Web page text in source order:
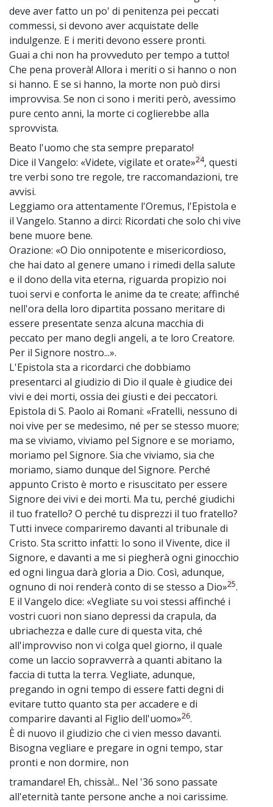
deve aver fatto un po' di penitenza pei peccati
commessi, si devono aver acquistate delle
indulgenze. E i meriti devono essere pronti.
Guai a chi non ha provveduto per tempo a tutto!
Che pena proverà! Allora i meriti o si hanno o non
si hanno. E se si hanno, la morte non può dirsi
improvvisa. Se non ci sono i meriti però, avessimo
pure cento anni, la morte ci coglierebbe alla
sprovvista.
Beato l'uomo che sta sempre preparato!
Dice il Vangelo: «Videte, vigilate et orate»24, questi
tre verbi sono tre regole, tre raccomandazioni, tre
avvisi.
Leggiamo ora attentamente l'Oremus, l'Epistola e
il Vangelo. Stanno a dirci: Ricordati che solo chi vive
bene muore bene.
Orazione: «O Dio onnipotente e misericordioso,
che hai dato al genere umano i rimedi della salute
e il dono della vita eterna, riguarda propizio noi
tuoi servi e conforta le anime da te create; affinché
nell'ora della loro dipartita possano meritare di
essere presentate senza alcuna macchia di
peccato per mano degli angeli, a te loro Creatore.
Per il Signore nostro...».
L'Epistola sta a ricordarci che dobbiamo
presentarci al giudizio di Dio il quale è giudice dei
vivi e dei morti, ossia dei giusti e dei peccatori.
Epistola di S. Paolo ai Romani: «Fratelli, nessuno di
noi vive per se medesimo, né per se stesso muore;
ma se viviamo, viviamo pel Signore e se moriamo,
moriamo pel Signore. Sia che viviamo, sia che
moriamo, siamo dunque del Signore. Perché
appunto Cristo è morto e risuscitato per essere
Signore dei vivi e dei morti. Ma tu, perché giudichi
il tuo fratello? O perché tu disprezzi il tuo fratello?
Tutti invece compariremo davanti al tribunale di
Cristo. Sta scritto infatti: Io sono il Vivente, dice il
Signore, e davanti a me si piegherà ogni ginocchio
ed ogni lingua darà gloria a Dio. Così, adunque,
ognuno di noi renderà conto di se stesso a Dio»25.
E il Vangelo dice: «Vegliate su voi stessi affinché i
vostri cuori non siano depressi da crapula, da
ubriachezza e dalle cure di questa vita, ché
all'improvviso non vi colga quel giorno, il quale
come un laccio sopravverrà a quanti abitano la
faccia di tutta la terra. Vegliate, adunque,
pregando in ogni tempo di essere fatti degni di
evitare tutto quanto sta per accadere e di
comparire davanti al Figlio dell'uomo»26.
È di nuovo il giudizio che ci vien messo davanti.
Bisogna vegliare e pregare in ogni tempo, star
pronti e non dormire, non
tramandare! Eh, chissà!... Nel '36 sono passate
all'eternità tante persone anche a noi carissime.